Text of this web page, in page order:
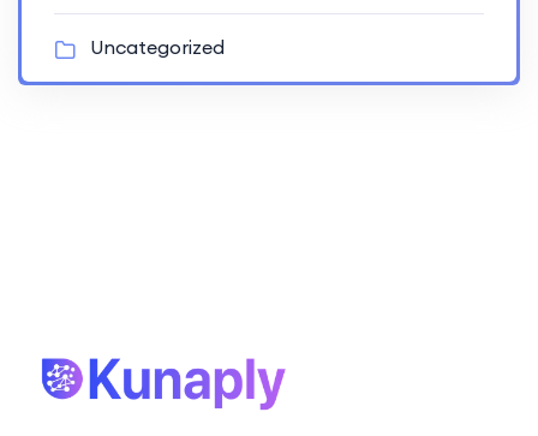
Uncategorized